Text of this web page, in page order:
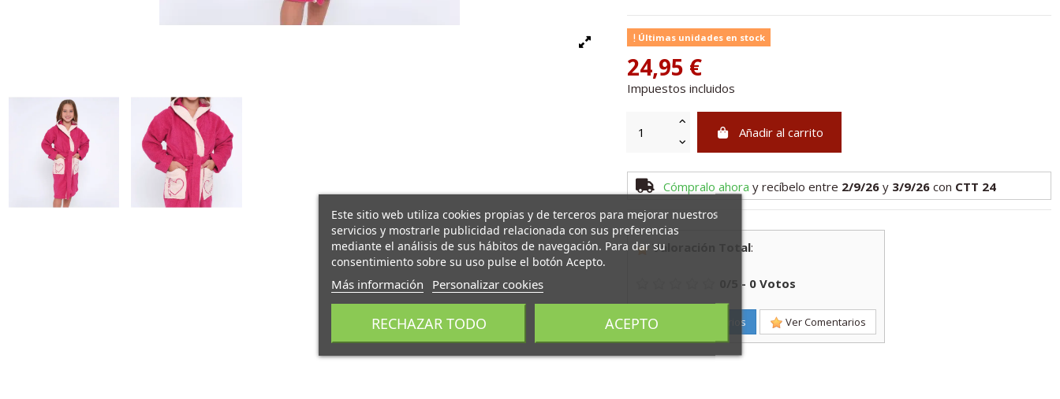
Últimas unidades en stock
24,95 €
Impuestos incluidos
Añadir al carrito
Cómpralo ahoray recíbeloentre 2/9/26 y 3/9/26 con CTT 24
Valoración Total:
- 0 Votos
Añadir Comentarios Ver Comentarios
Este sitio web utiliza cookies propias y de terceros para mejorar nuestros
servicios y mostrarle publicidad relacionada con sus preferencias
mediante el análisis de sus hábitos de navegación. Para dar su
consentimiento sobre su uso pulse el botón Acepto.
Más información Personalizar cookies
RECHAZAR TODO ACEPTO